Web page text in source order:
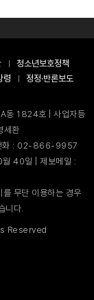
청소년보호정책
령
정정·반론보도
동 1824호 | 사업자등
환
전화 : 02-866-9957
40일 | 제보메일 :
무단 이용하는 경우
니다.
Reserved